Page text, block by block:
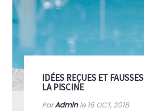
IDÉES REÇUES ET
LA PISCINE
ParAdminle 16 OCT, 2018